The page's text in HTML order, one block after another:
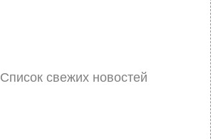
Список свежих новостей